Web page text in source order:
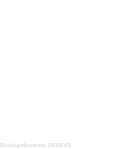
1939/45